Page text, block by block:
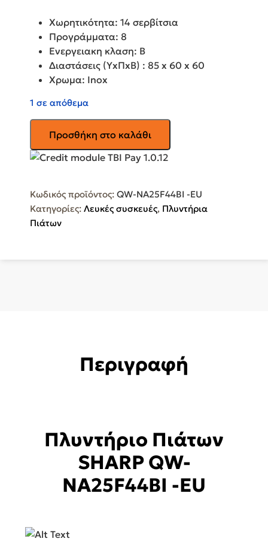
Χωρητικότητα: 14 σερβίτσια
Προγράμματα: 8
Ενεργειακη κλαση: B
Διαστάσεις (ΥxΠxΒ) : 85 x 60 x 60
Χρωμα: Inox
1 σε απόθεμα
Πλυντήριο
Πιάτων
Σερβίτσια
QW-
NA25F44BI
Προσθήκη στο καλάθι
Κωδικός προϊόντος: QW-NA25F44BI -EU
Κατηγορίες: Λευκές συσκευές, Πλυντήρια
Πιάτων
Περιγραφή
Πλυντήριο Πιάτων
SHARP QW-
NA25F44BI -EU